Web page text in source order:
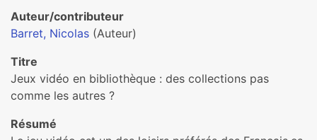
Auteur/contributeur
Barret, Nicolas (Auteur)
Titre
Jeux vidéo en bibliothèque : des collections pas
comme les autres ?
Résumé